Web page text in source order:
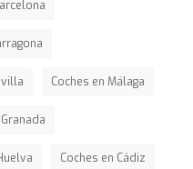
Coches en Málaga
Coches en Cádiz